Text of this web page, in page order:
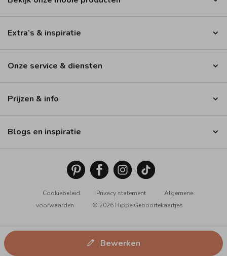
Bewerken
Extra’s & inspiratie
Onze service & diensten
Prijzen & info
Blogs en inspiratie
Cookiebeleid Privacy statement
Algemene
voorwaarden
© 2026 Hippe Geboortekaartjes